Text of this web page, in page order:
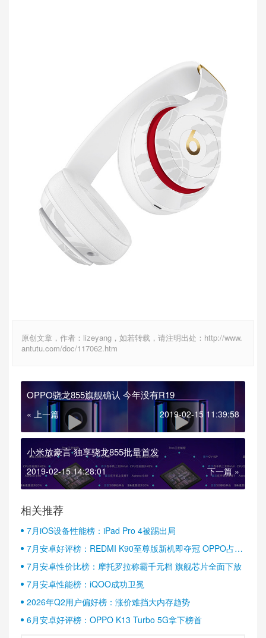
原创文章，作者：lizeyang，如若转载，请注明出处：http://www.
antutu.com/doc/117062.htm
OPPO骁龙855旗舰确认 今年没有R19
« 上一篇 2019-02-15 11:39:58
小米放豪言 独享骁龙855批量首发
2019-02-15 14:28:01 下一篇 »
相关推荐
7月iOS设备性能榜：iPad Pro 4被踢出局
7月安卓好评榜：REDMI K90至尊版新机即夺冠 OPPO占据
半壁江山
7月安卓性价比榜：摩托罗拉称霸千元档 旗舰芯片全面下放
7月安卓性能榜：iQOO成功卫冕
2026年Q2用户偏好榜：涨价难挡大内存趋势
6月安卓好评榜：OPPO K13 Turbo 5G拿下榜首